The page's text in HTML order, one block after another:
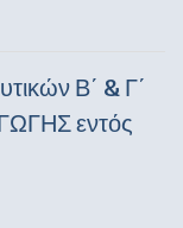
Β΄ & Γ΄
εντός